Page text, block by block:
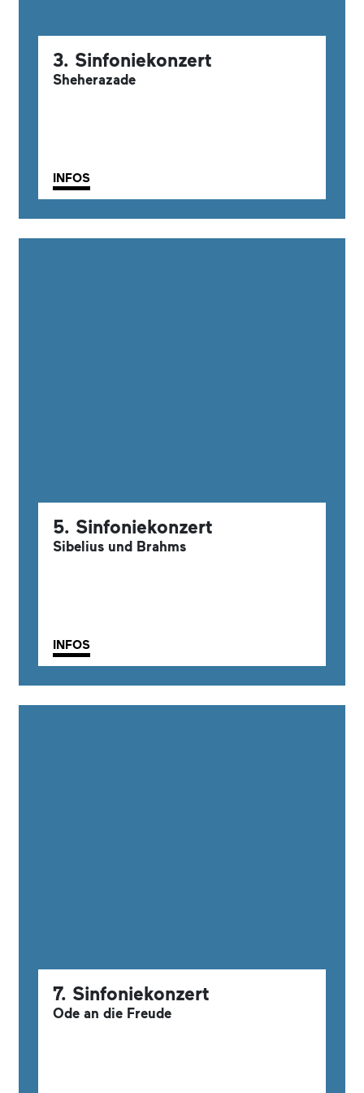
3. Sinfoniekonzert
Sheherazade
INFOS
5. Sinfoniekonzert
Sibelius und Brahms
INFOS
7. Sinfoniekonzert
Ode an die Freude